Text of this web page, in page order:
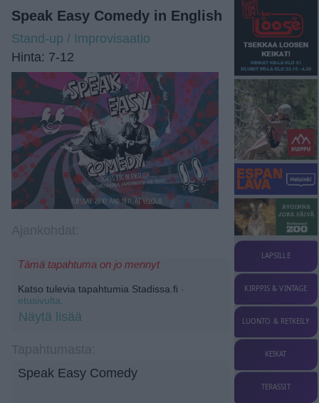
Speak Easy Comedy in English
Stand-up / Improvisaatio
Hinta: 7-12
Tämä tapahtuma on jo mennyt
Katso tulevia tapahtumia Stadissa.fi -
etusivulta.
Näytä lisää
Speak Easy Comedy
LAPSILLE
KIRPPIS & VINTAGE
LUONTO & RETKEILY
KEIKAT
TERASSIT